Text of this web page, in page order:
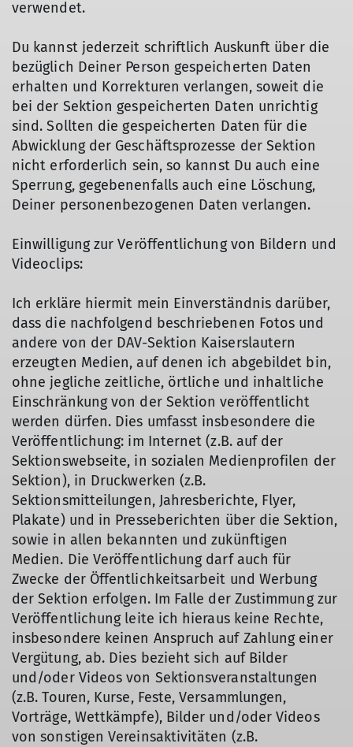
verwendet.
Du kannst jederzeit schriftlich Auskunft über die
bezüglich Deiner Person gespeicherten Daten
erhalten und Korrekturen verlangen, soweit die
bei der Sektion gespeicherten Daten unrichtig
sind. Sollten die gespeicherten Daten für die
Abwicklung der Geschäftsprozesse der Sektion
nicht erforderlich sein, so kannst Du auch eine
Sperrung, gegebenenfalls auch eine Löschung,
Deiner personenbezogenen Daten verlangen.
Einwilligung zur Veröffentlichung von Bildern und
Videoclips:
Ich erkläre hiermit mein Einverständnis darüber,
dass die nachfolgend beschriebenen Fotos und
andere von der DAV-Sektion Kaiserslautern
erzeugten Medien, auf denen ich abgebildet bin,
ohne jegliche zeitliche, örtliche und inhaltliche
Einschränkung von der Sektion veröffentlicht
werden dürfen. Dies umfasst insbesondere die
Veröffentlichung: im Internet (z.B. auf der
Sektionswebseite, in sozialen Medienprofilen der
Sektion), in Druckwerken (z.B.
Sektionsmitteilungen, Jahresberichte, Flyer,
Plakate) und in Presseberichten über die Sektion,
sowie in allen bekannten und zukünftigen
Medien. Die Veröffentlichung darf auch für
Zwecke der Öffentlichkeitsarbeit und Werbung
der Sektion erfolgen. Im Falle der Zustimmung zur
Veröffentlichung leite ich hieraus keine Rechte,
insbesondere keinen Anspruch auf Zahlung einer
Vergütung, ab. Dies bezieht sich auf Bilder
und/oder Videos von Sektionsveranstaltungen
(z.B. Touren, Kurse, Feste, Versammlungen,
Vorträge, Wettkämpfe), Bilder und/oder Videos
von sonstigen Vereinsaktivitäten (z.B.